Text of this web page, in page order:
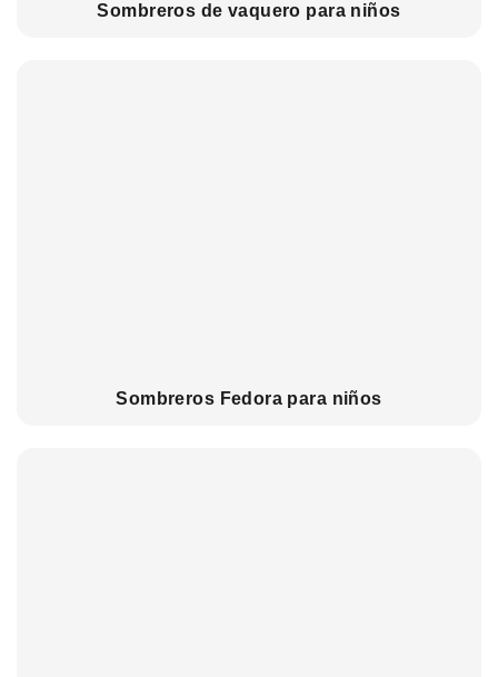
Sombreros de vaquero para niños
Sombreros Fedora para niños
Corchet Flower & Bouquet Displays